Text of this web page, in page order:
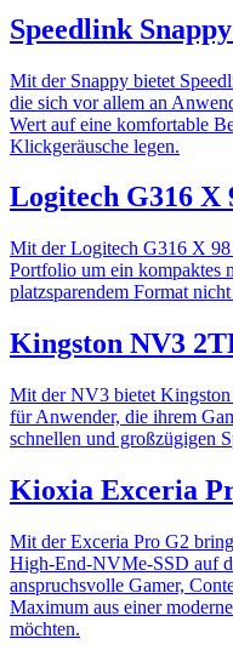
Speedlink
Mit der Snappy bietet
die sich vor allem an
Wert auf eine komfortable
Klickgeräusche legen.
Logitech G316 X
Mit der Logitech G316 X
Portfolio um ein kompaktes
platzsparendem Format
Kingston NV3
Mit der NV3 bietet
für Anwender, die ihrem
schnellen und großzügigen
Kioxia Exceria
Mit der Exceria Pro G2
High-End-NVMe-SSD auf
anspruchsvolle Gamer,
Maximum aus einer
möchten.